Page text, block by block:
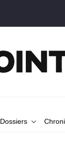
Dossiers